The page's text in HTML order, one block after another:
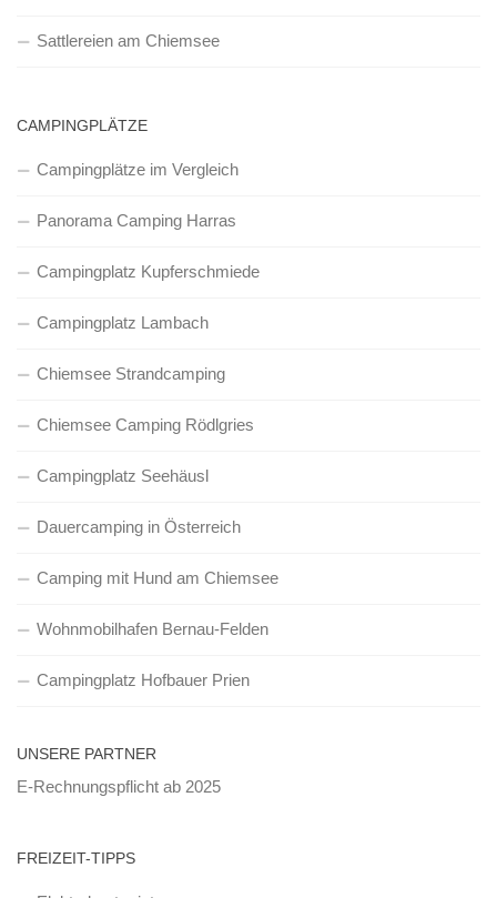
Sattlereien am Chiemsee
CAMPINGPLÄTZE
Campingplätze im Vergleich
Panorama Camping Harras
Campingplatz Kupferschmiede
Campingplatz Lambach
Chiemsee Strandcamping
Chiemsee Camping Rödlgries
Campingplatz Seehäusl
Dauercamping in Österreich
Camping mit Hund am Chiemsee
Wohnmobilhafen Bernau-Felden
Campingplatz Hofbauer Prien
UNSERE PARTNER
E-Rechnungspflicht ab 2025
FREIZEIT-TIPPS